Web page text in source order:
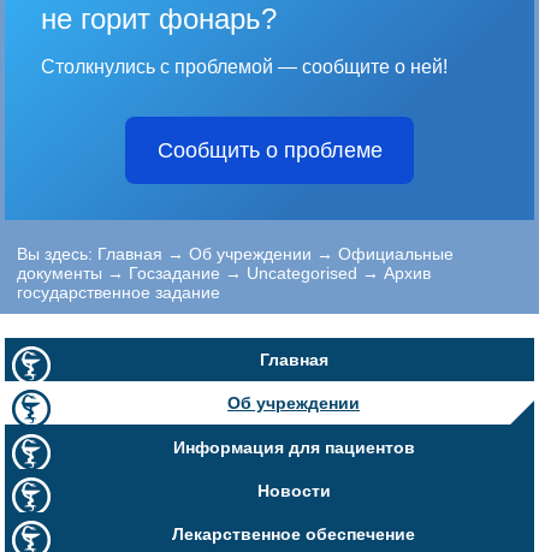
не горит фонарь?
Столкнулись с проблемой — сообщите о ней!
Сообщить о проблеме
Вы здесь: Главная →Об учреждении →Официальные
документы → Госзадание → Uncategorised →Архив
государственное задание
Главная
Об учреждении
Информация для пациентов
Новости
Лекарственное обеспечение